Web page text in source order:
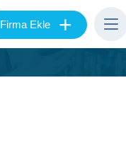
Firma Ekle +